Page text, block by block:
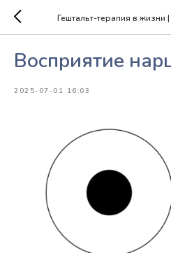
Гештальт-терапия в жизни
Восприятие
2025-07-01 16:03